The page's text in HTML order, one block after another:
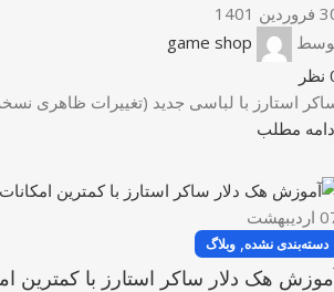
1401
game shop
نظر
استارز با لباسی جدید (تغییرات ظاهری
مطلب
اردیبهشت
دسته‌بندی نشده, وبلاگ
هک دلار ساکر استارز با کمترین